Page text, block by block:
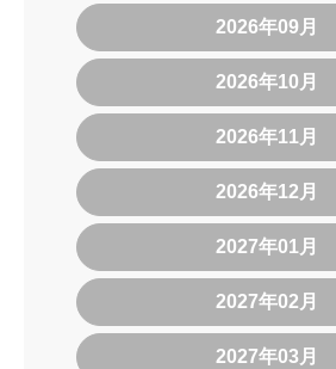
2026年09月
2026年10月
2026年11月
2026年12月
2027年01月
2027年02月
2027年03月